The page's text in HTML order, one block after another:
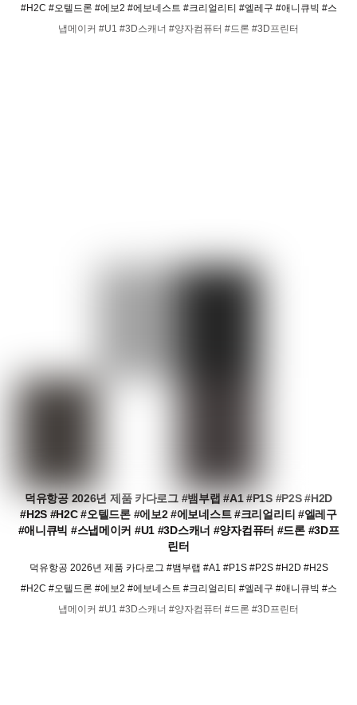
#H2C #오텔드론 #에보2 #에보네스트 #크리얼리티 #엘레구 #애니큐빅 #스
냅메이커 #U1 #3D스캐너 #양자컴퓨터 #드론 #3D프린터
덕유항공 2026년 제품 카다로그 #뱀부랩 #A1 #P1S #P2S #H2D
#H2S #H2C #오텔드론 #에보2 #에보네스트 #크리얼리티 #엘레구
#애니큐빅 #스냅메이커 #U1 #3D스캐너 #양자컴퓨터 #드론 #3D프
린터
덕유항공 2026년 제품 카다로그 #뱀부랩 #A1 #P1S #P2S #H2D #H2S
#H2C #오텔드론 #에보2 #에보네스트 #크리얼리티 #엘레구 #애니큐빅 #스
냅메이커 #U1 #3D스캐너 #양자컴퓨터 #드론 #3D프린터